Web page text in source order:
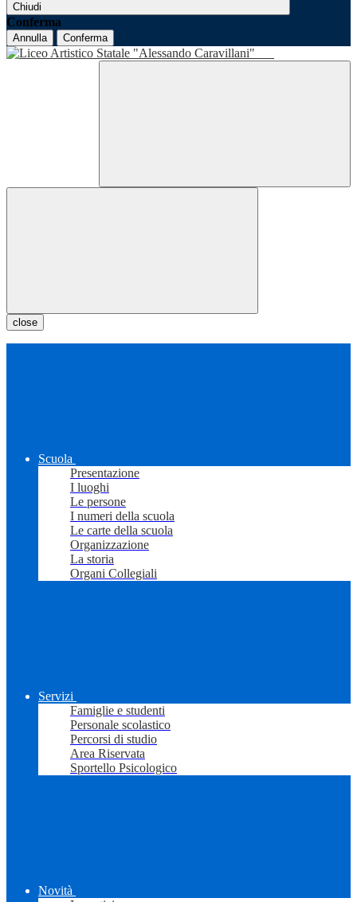
Chiudi
Conferma
Annulla Conferma
close
Scuola
Presentazione
I luoghi
Le persone
I numeri della scuola
Le carte della scuola
Organizzazione
La storia
Organi Collegiali
Servizi
Famiglie e studenti
Personale scolastico
Percorsi di studio
Area Riservata
Sportello Psicologico
Novità